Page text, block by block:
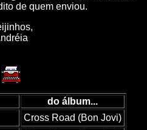
de quem enviou.
do álbum...
Cross Road (Bon Jovi)